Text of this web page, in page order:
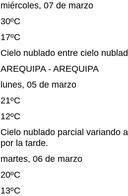
miércoles, 07 de marzo
30ºC
17ºC
Cielo nublado entre cielo
AREQUIPA - AREQUIPA
lunes, 05 de marzo
21ºC
12ºC
Cielo nublado parcial variando
por la tarde.
martes, 06 de marzo
20ºC
13ºC